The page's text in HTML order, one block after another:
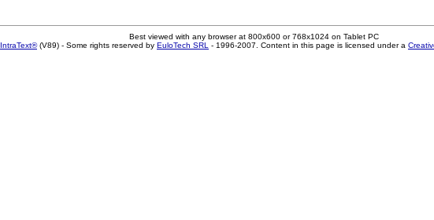
Best viewed with any browser at 800x600 or 768x1024 on Tablet PC
IntraText®(V89) - Some rights reserved by EuloTech SRL - 1996-2007. Content in this page is licensed under a